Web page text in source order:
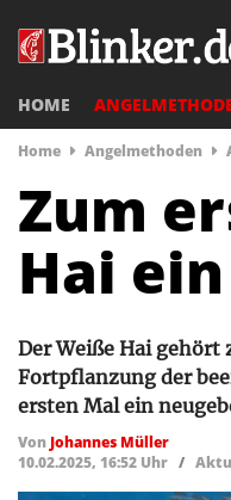
HOME
Home Angelmethoden
Zum
Hai
Der Weiße Hai gehört
Fortpflanzung der
ersten Mal ein
Von Johannes Müller
10.02.2025, 16:52 Uhr /